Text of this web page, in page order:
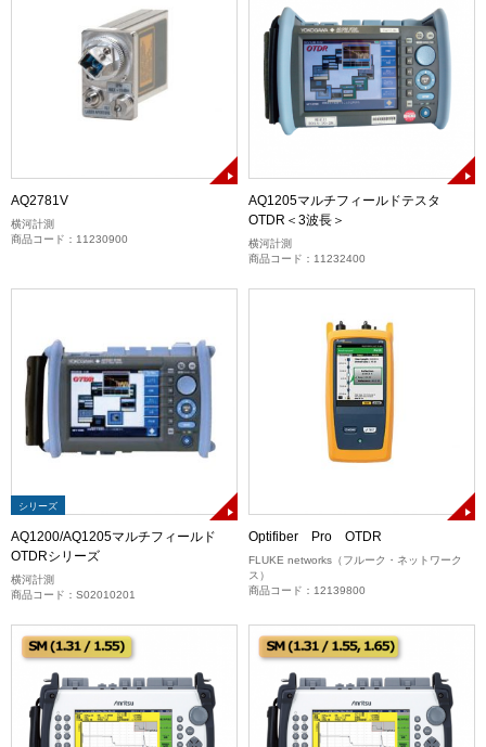
AQ2781V
横河計測
商品コード：11230900
AQ1205マルチフィールドテスタ
OTDR＜3波長＞
横河計測
商品コード：11232400
シリーズ
AQ1200/AQ1205マルチフィールド
OTDRシリーズ
横河計測
商品コード：S02010201
Optifiber Pro OTDR
FLUKE networks（フルーク・ネットワーク
ス）
商品コード：12139800